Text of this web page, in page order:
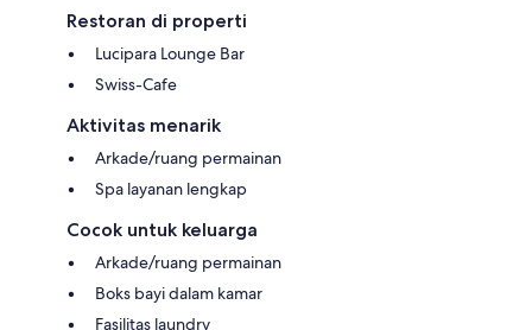
Restoran di properti
Lucipara Lounge Bar
Swiss-Cafe
Aktivitas menarik
Arkade/ruang permainan
Spa layanan lengkap
Cocok untuk keluarga
Arkade/ruang permainan
Boks bayi dalam kamar
Fasilitas laundry